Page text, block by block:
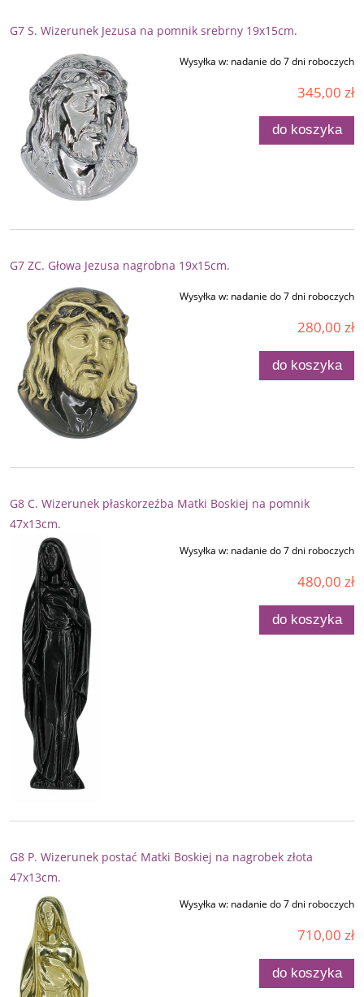
G7 S. Wizerunek Jezusa na pomnik srebrny 19x15cm.
Wysyłka w: nadanie do 7 dni roboczych
345,00 zł
do koszyka
G7 ZC. Głowa Jezusa nagrobna 19x15cm.
Wysyłka w: nadanie do 7 dni roboczych
280,00 zł
do koszyka
G8 C. Wizerunek płaskorzeźba Matki Boskiej na pomnik
47x13cm.
Wysyłka w: nadanie do 7 dni roboczych
480,00 zł
do koszyka
G8 P. Wizerunek postać Matki Boskiej na nagrobek złota
47x13cm.
Wysyłka w: nadanie do 7 dni roboczych
710,00 zł
do koszyka